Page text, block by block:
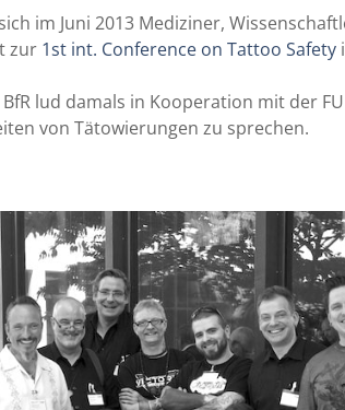
im Juni 2013 Mediziner,
zur 1st int. Conference on Tattoo Safety
lud damals in Kooperation mit der
von Tätowierungen zu sprechen.